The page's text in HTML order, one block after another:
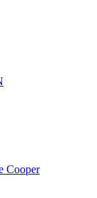
Cooper